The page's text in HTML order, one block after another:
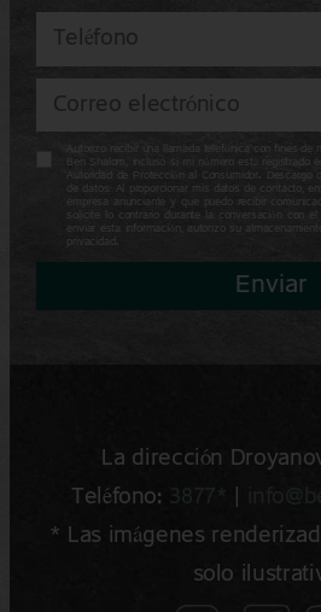
Autorizo recibir una llamada telefónica con fines de
Ben Shalom, incluso si mi número está registrado
Autoridad de Protección al Consumidor.
de datos: Al proporcionar mis datos de contacto,
empresa anunciante y que puedo recibir
solicite lo contrario durante la conversación con
enviar esta información, autorizo su
privacidad.
Enviar
La dirección
Teléfono:
* Las imágenes
solo